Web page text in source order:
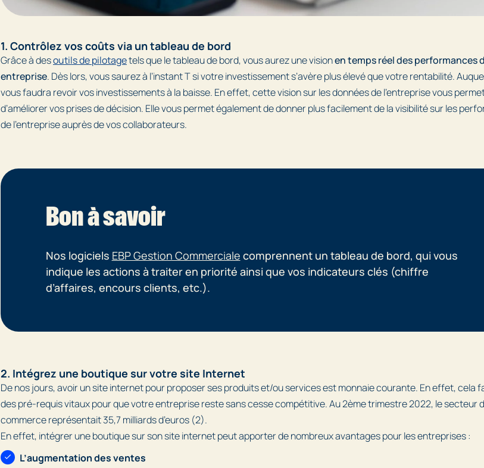
1. Contrôlez vos coûts via un tableau de bord
Grâce à desoutils de pilotagetels que le tableau de bord, vous aurez une visionen temps réel des performances
entreprise. Dès lors, vous saurez à l’instant T si votre investissement s’avère plus élevé que votre rentabilité.
vous faudra revoir vos investissements à la baisse. En effet, cette vision sur les données de l’entreprise vous
d’améliorer vos prises de décision. Elle vous permet également de donner plus facilement de la visibilité sur les
de l’entreprise auprès de vos collaborateurs.
Bon à savoir
Nos logiciels EBP Gestion Commerciale comprennent un tableau de bord, qui vous
indique les actions à traiter en priorité ainsi que vos indicateurs clés (chiffre
d’affaires, encours clients, etc.).
2. Intégrez une boutique sur votre site Internet
De nos jours, avoir un site internet pour proposer ses produits et/ou services est monnaie courante. En effet, cela
des pré-requis vitaux pour que votre entreprise reste sans cesse compétitive. Au 2ème trimestre 2022, le secteur
commerce représentait 35,7 milliards d’euros (2).
En effet, intégrer une boutique sur son site internet peut apporter de nombreux avantages pour les entreprises :
L’augmentation des ventes